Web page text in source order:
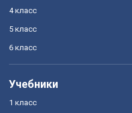
4 класс
5 класс
6 класс
Учебники
1 класс